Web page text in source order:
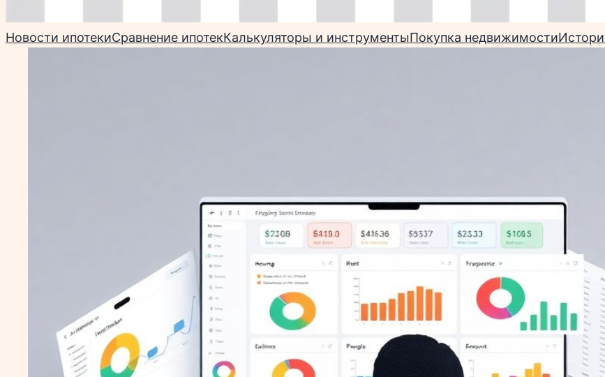
Новости ипотекиСравнение ипотекКалькуляторы и инструментыПокупка недвижимости